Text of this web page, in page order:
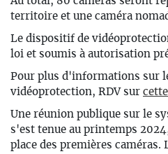
territoire et une caméra
Le dispositif de
loi et soumis à autorisation
Pour plus d'informations sur
vidéoprotection, RDV sur
Une réunion publique sur le
s'est tenue au printemps
place des premières